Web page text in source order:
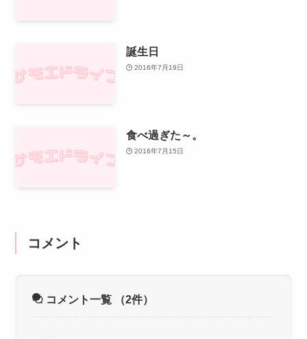
誕生日
2016年7月19日
食べ過ぎた～。
2016年7月15日
コメント
コメント一覧 （2件）